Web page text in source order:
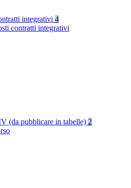
integrativi 4
contratti integrativi
(da pubblicare in tabelle) 2